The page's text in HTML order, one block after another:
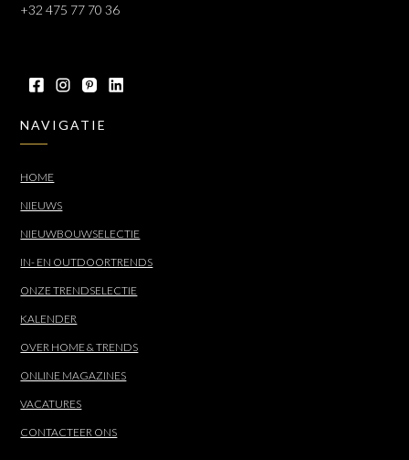
+32 475 77 70 36
NAVIGATIE
HOME
NIEUWS
NIEUWBOUWSELECTIE
IN- EN OUTDOORTRENDS
ONZE TRENDSELECTIE
KALENDER
OVER HOME & TRENDS
ONLINE MAGAZINES
VACATURES
CONTACTEER ONS